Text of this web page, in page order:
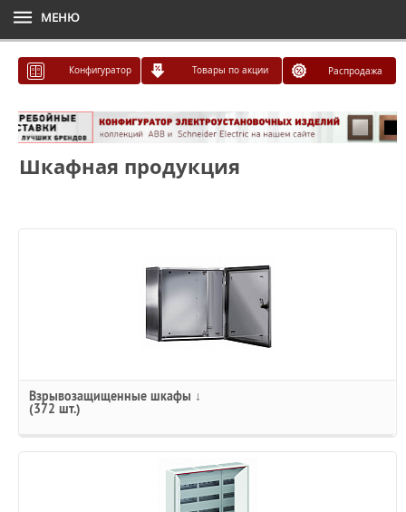
МЕНЮ
Конфигуратор Товары по акции Распродажа
Шкафная продукция
Взрывозащищенные шкафы ↓
(372 шт.)